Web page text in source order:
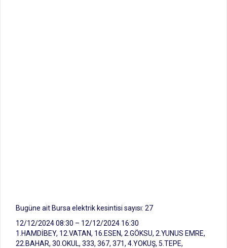
Bugüne ait Bursa elektrik kesintisi sayısı: 27
12/12/2024 08:30 – 12/12/2024 16:30
1.HAMDİBEY, 12.VATAN, 16.ESEN, 2.GÖKSU, 2.YUNUS EMRE,
22.BAHAR, 30.OKUL, 333, 367, 371, 4.YOKUŞ, 5.TEPE,